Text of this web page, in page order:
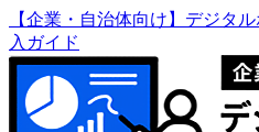
【企業・自治体向け】デジタ
入ガイド